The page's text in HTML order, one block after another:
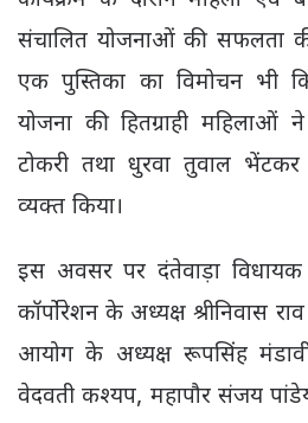
संचालित योजनाओं की सफलता
एक पुस्तिका का विमोचन भी
योजना की हितग्राही महिलाओं
टोकरी तथा धुरवा तुवाल
व्यक्त किया।
इस अवसर पर दंतेवाड़ा
कॉर्पोरेशन के अध्यक्ष श्रीनिवास
आयोग के अध्यक्ष रूपसिंह
वेदवती कश्यप, महापौर संजय